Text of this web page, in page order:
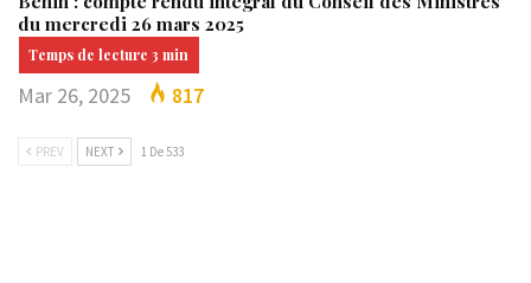
du mercredi 26 mars 2025
Mar 26, 2025 817
PREV NEXT 1 De 533